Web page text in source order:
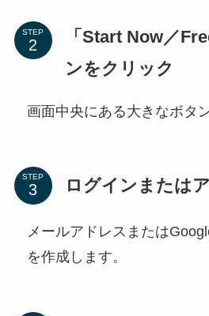
STEP
「Start Now／
ンをクリック
画面中央にある大きなボタ
STEP ログインまたは
メールアドレスまたは
を作成します。